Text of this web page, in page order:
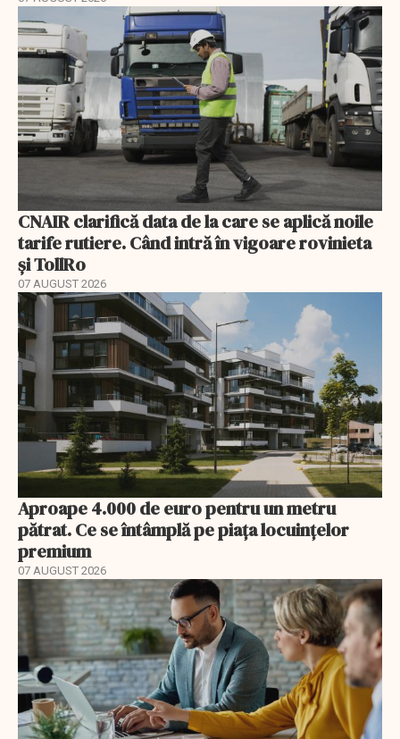
CNAIR clarifică data de la care se aplică noile
tarife rutiere. Când intră în vigoare rovinieta
și TollRo
07 AUGUST 2026
Aproape 4.000 de euro pentru un metru
pătrat. Ce se întâmplă pe piața locuințelor
premium
07 AUGUST 2026